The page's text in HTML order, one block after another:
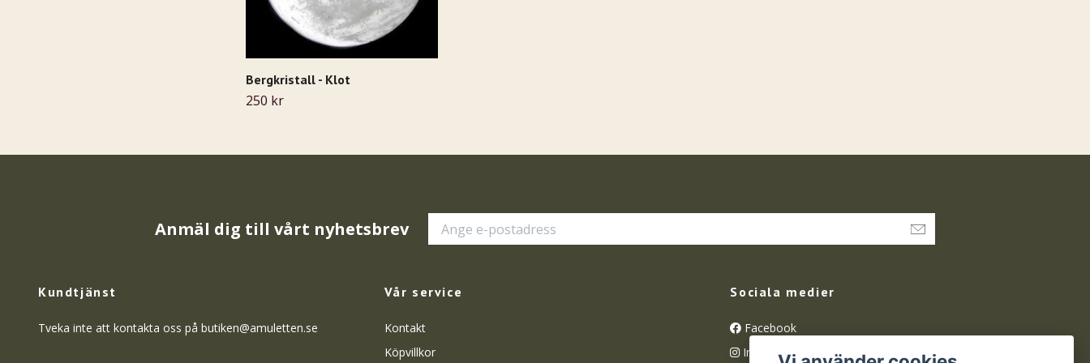
Bergkristall - Klot
250 kr
Anmäl dig till vårt nyhetsbrev
Kundtjänst
Tveka inte att kontakta oss på butiken@amuletten.se
Vår service
Kontakt
Köpvillkor
Sociala medier
Facebook
Instagram